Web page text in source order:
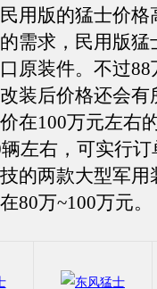
用版的猛士价格
需求，民用版猛
原装件。不过
装后价格还会有
在100万元左右
左右，可实行
的两款大型军用
80万~100万元。